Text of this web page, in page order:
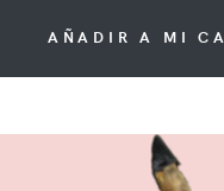
AÑADIR A MI